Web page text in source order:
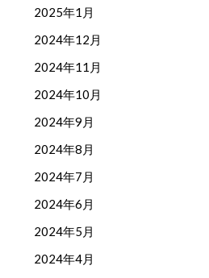
2025年1月
2024年12月
2024年11月
2024年10月
2024年9月
2024年8月
2024年7月
2024年6月
2024年5月
2024年4月